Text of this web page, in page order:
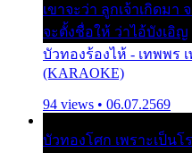
เขาจะว่า ลูกเจ้าเกิดมา
จะตั้งชื่อให้ ว่าไอ้บังเอิญ
บัวทองร้องไห้ - เทพพร
(KARAOKE)
94 views • 06.07.2569
บัวทองโศก เพราะเป็น